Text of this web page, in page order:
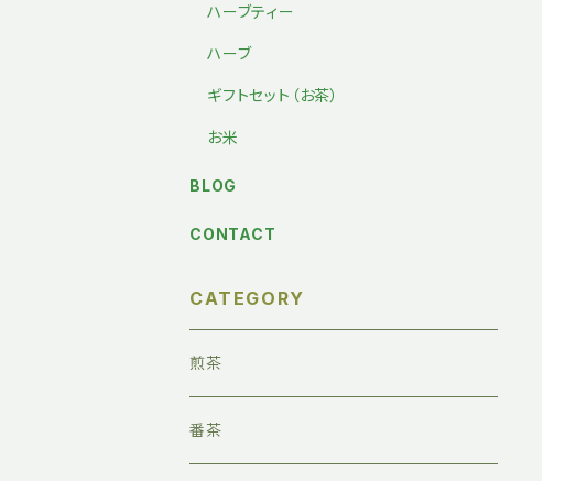
ハーブティー
ハーブ
ギフトセット（お茶）
お米
BLOG
CONTACT
CATEGORY
煎茶
番茶